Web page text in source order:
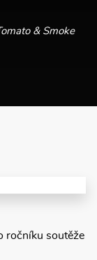
& Smoke
ročníku soutěže